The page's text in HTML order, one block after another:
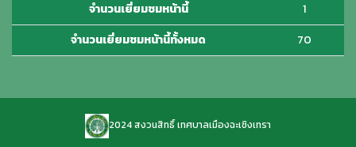
จำนวนเยี่ยมชมหน้านี้
1
จำนวนเยี่ยมชมหน้านี้ทั้งหมด
70
2024 สงวนสิทธิ์ เทศบาลเมืองฉะเชิงเทรา